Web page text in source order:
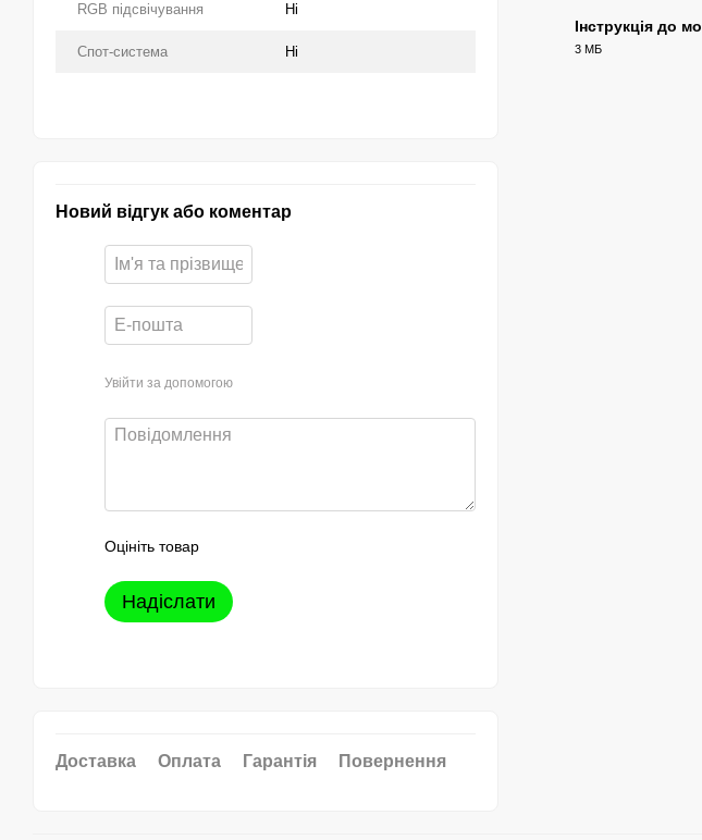
RGB підсвічування Ні
Спот-система Ні
Новий відгук або коментар
Увійти за допомогою
Оцініть товар
Надіслати
Доставка Оплата Гарантія Повернення
Інструкція до
3 МБ